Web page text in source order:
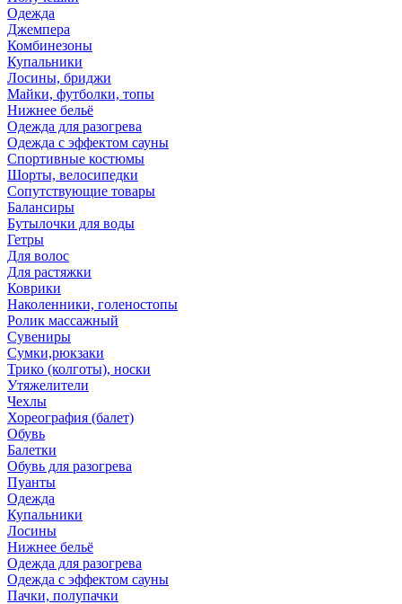
Одежда
Джемпера
Комбинезоны
Купальники
Лосины, бриджи
Майки, футболки, топы
Нижнее бельё
Одежда для разогрева
Одежда с эффектом сауны
Спортивные костюмы
Шорты, велосипедки
Сопутствующие товары
Балансиры
Бутылочки для воды
Гетры
Для волос
Для растяжки
Коврики
Наколенники, голеностопы
Ролик массажный
Сувениры
Сумки,рюкзаки
Трико (колготы), носки
Утяжелители
Чехлы
Хореография (балет)
Обувь
Балетки
Обувь для разогрева
Пуанты
Одежда
Купальники
Лосины
Нижнее бельё
Одежда для разогрева
Одежда с эффектом сауны
Пачки, полупачки